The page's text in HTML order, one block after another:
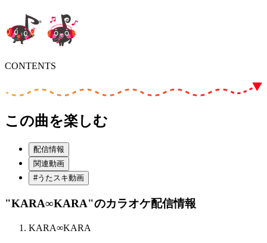
CONTENTS
この曲を楽しむ
配信情報
関連動画
#うたスキ動画
"KARA∞KARA"のカラオケ配信情報
KARA∞KARA